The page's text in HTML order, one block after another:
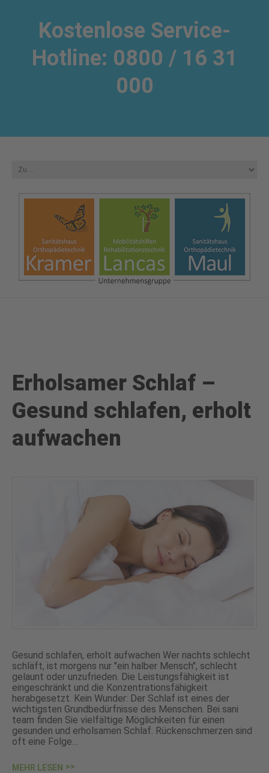
Kostenlose Service-
Hotline: 0800 / 16 31
000
Erholsamer Schlaf –
Gesund schlafen, erholt
aufwachen
Gesund schlafen, erholt aufwachen Wer nachts schlecht
schläft, ist morgens nur "ein halber Mensch", schlecht
gelaunt oder unzufrieden. Die Leistungsfähigkeit ist
eingeschränkt und die Konzentrationsfähigkeit
herabgesetzt. Kein Wunder: Der Schlaf ist eines der
wichtigsten Grundbedürfnisse des Menschen. Bei sani
team finden Sie vielfältige Möglichkeiten für einen
gesunden und erholsamen Schlaf. Rückenschmerzen sind
oft eine Folge…
MEHR LESEN